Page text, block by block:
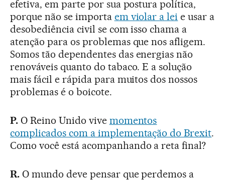
efetiva, em parte por sua postura política,
porque não se importa em violar a lei e usar a
desobediência civil se com isso chama a
atenção para os problemas que nos afligem.
Somos tão dependentes das energias não
renováveis quanto do tabaco. E a solução
mais fácil e rápida para muitos dos nossos
problemas é o boicote.
P.O Reino Unido vive momentos
complicados com a implementação do Brexit.
Como você está acompanhando a reta final?
R.O mundo deve pensar que perdemos a